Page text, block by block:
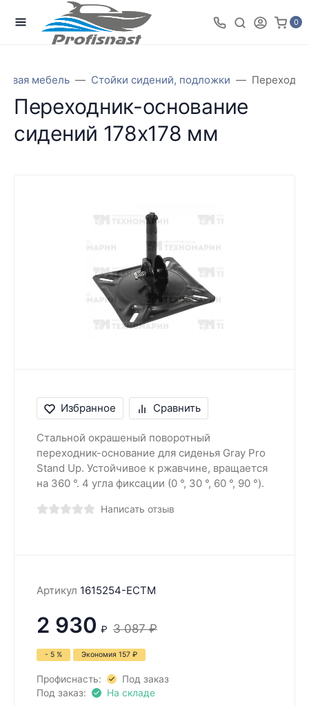
0
мебель Стойки сидений, подложки
Переходник-основание
сидений 178х178 мм
Избранное Сравнить
Стальной окрашеный поворотный
переходник-основание для сиденья Gray Pro
Stand Up. Устойчивое к ржавчине, вращается
на 360 °. 4 угла фиксации (0 °, 30 °, 60 °, 90 °).
Написать отзыв
Артикул 1615254-ECTM
2 930 ₽ 3 087 ₽
- 5 % Экономия 157 ₽
Профиснасть:
Под заказ
Под заказ:
На складе